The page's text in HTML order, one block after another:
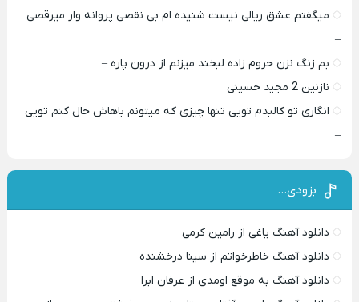
میگفتم عشق ریالی نیست شنیده ام بی نقصی پروانه وار میرقصی
–
بم زنگ نزن حروم زاده لبخند میزنم از درون پاره –
نازنین 2 مجید حسینی
انگاری تو کالبدم تویی تنها چیزی که میتونم باهاش حال کنم تویی
–
بزودی…
دانلود آهنگ یاغی از رامین کرمی
دانلود آهنگ خاطرخواتم از سینا درخشنده
دانلود آهنگ به موقع اومدی از عرفان ابرا